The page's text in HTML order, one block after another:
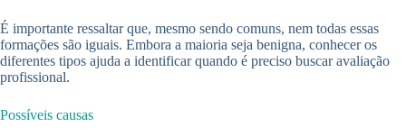
É importante ressaltar que, mesmo sendo comuns, nem todas essas
formações são iguais. Embora a maioria seja benigna, conhecer os
diferentes tipos ajuda a identificar quando é preciso buscar avaliação
profissional.
Possíveis causas